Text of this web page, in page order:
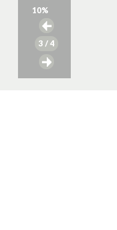
10%
3 / 4